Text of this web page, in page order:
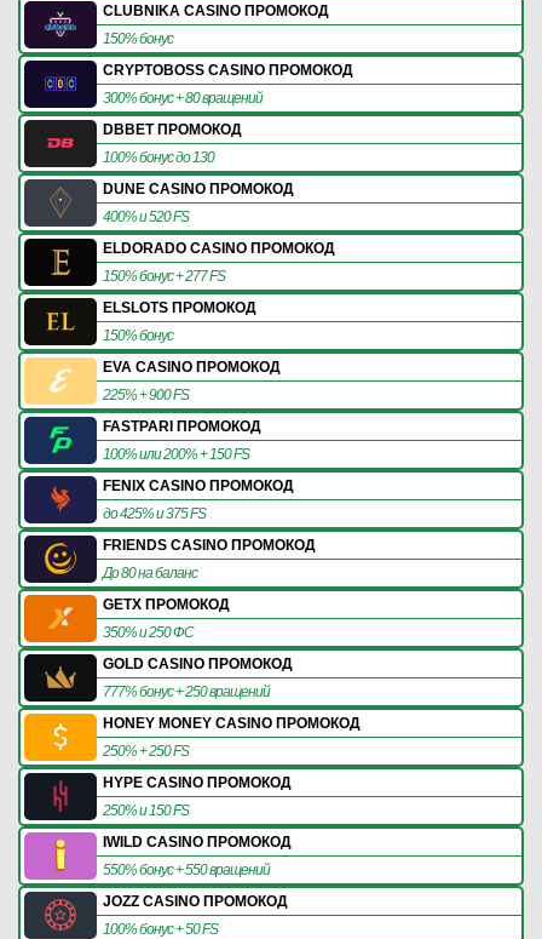
CLUBNIKA CASINO ПРОМОКОД
150% бонус
CRYPTOBOSS CASINO ПРОМОКОД
300% бонус + 80 вращений
DBBET ПРОМОКОД
100% бонус до 130
DUNE CASINO ПРОМОКОД
400% и 520 FS
ELDORADO CASINO ПРОМОКОД
150% бонус + 277 FS
ELSLOTS ПРОМОКОД
150% бонус
EVA CASINO ПРОМОКОД
225% + 900 FS
FASTPARI ПРОМОКОД
100% или 200% + 150 FS
FENIX CASINO ПРОМОКОД
до 425% и 375 FS
FRIENDS CASINO ПРОМОКОД
До 80 на баланс
GETX ПРОМОКОД
350% и 250 ФС
GOLD CASINO ПРОМОКОД
777% бонус + 250 вращений
HONEY MONEY CASINO ПРОМОКОД
250% + 250 FS
HYPE CASINO ПРОМОКОД
250% и 150 FS
IWILD CASINO ПРОМОКОД
550% бонус + 550 вращений
JOZZ CASINO ПРОМОКОД
100% бонус + 50 FS